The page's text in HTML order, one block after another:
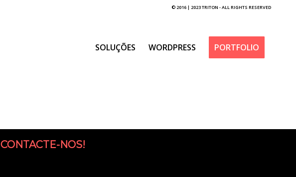
© 2016 | 2023 TRITON - ALL RIGHTS RESERVED
SOLUÇÕES WORDPRESS PORTFOLIO
CONTACTE-NOS!